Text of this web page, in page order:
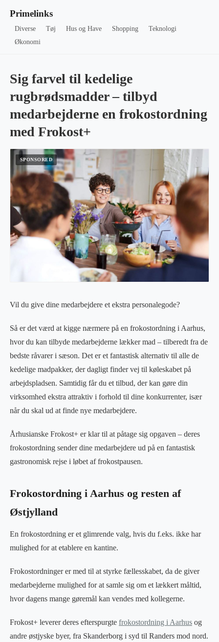
Primelinks
Diverse Tøj Hus og Have Shopping
Teknologi
Økonomi
Sig farvel til kedelige
rugbrødsmadder – tilbyd
medarbejderne en frokostordning
med Frokost+
Vil du give dine medarbejdere et ekstra personalegode?
Så er det værd at kigge nærmere på en frokostordning i Aarhus,
hvor du kan tilbyde medarbejderne lækker mad – tilberedt fra de
bedste råvarer i sæson. Det er et fantastisk alternativ til alle de
kedelige madpakker, der dagligt finder vej til køleskabet på
arbejdspladsen. Samtidig får du et tilbud, der kan gøre din
virksomhed ekstra attraktiv i forhold til dine konkurrenter, især
når du skal ud at finde nye medarbejdere.
Århusianske Frokost+ er klar til at påtage sig opgaven – deres
frokostordning sender dine medarbejdere ud på en fantastisk
gastronomisk rejse i løbet af frokostpausen.
Frokostordning i Aarhus og resten af
Østjylland
En frokostordning er et glimrende valg, hvis du f.eks. ikke har
mulighed for at etablere en kantine.
Frokostordninger er med til at styrke fællesskabet, da de giver
medarbejderne mulighed for at samle sig om et lækkert måltid,
hvor dagens mange gøremål kan vendes med kollegerne.
Frokost+ leverer deres efterspurgte frokostordning i Aarhus og
andre østjyske byer, fra Skanderborg i syd til Randers mod nord.